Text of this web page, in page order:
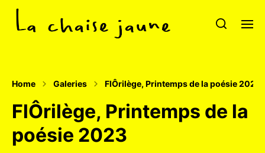
Home Galeries FlÔrilège, Printemps de la poésie 2023
FlÔrilège, Printemps de la
poésie 2023